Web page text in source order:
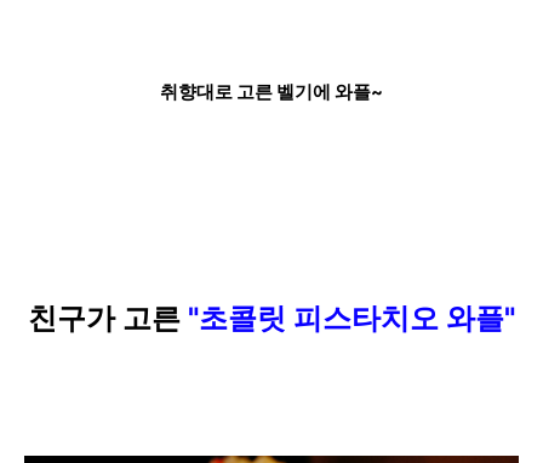
취향대로 고른 벨기에 와플~
친구가 고른 "초콜릿 피스타치오 와플"